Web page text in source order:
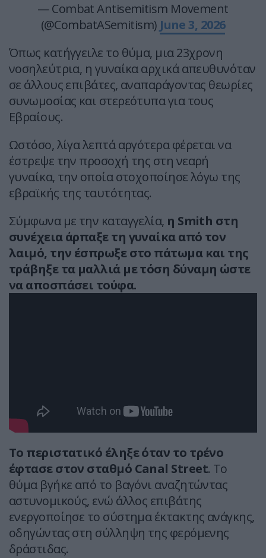
— Combat Antisemitism Movement
(@CombatASemitism) June 3, 2026
Όπως κατήγγειλε το θύμα, μια 23χρονη
νοσηλεύτρια, η γυναίκα αρχικά απευθυνόταν
σε άλλους επιβάτες, αναπαράγοντας θεωρίες
συνωμοσίας και στερεότυπα για τους
Εβραίους.
Ωστόσο, λίγα λεπτά αργότερα φέρεται να
έστρεψε την προσοχή της στη νεαρή
γυναίκα, την οποία στοχοποίησε λόγω της
εβραϊκής της ταυτότητας.
Σύμφωνα με την καταγγελία, η Smith στη
συνέχεια άρπαξε τη γυναίκα από τον
λαιμό, την έσπρωξε στο πάτωμα και της
τράβηξε τα μαλλιά με τόση δύναμη ώστε
να αποσπάσει τούφα.
Το περιστατικό έληξε όταν το τρένο
έφτασε στον σταθμό Canal Street. Το
θύμα βγήκε από το βαγόνι αναζητώντας
αστυνομικούς, ενώ άλλος επιβάτης
ενεργοποίησε το σύστημα έκτακτης ανάγκης,
οδηγώντας στη σύλληψη της φερόμενης
δράστιδας.